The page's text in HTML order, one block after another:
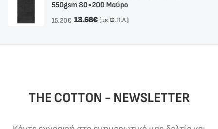
550gsm 80×200 Μαύρο
15.20€ 13.68€ (με Φ.Π.Α.)
THE COTTON - NEWSLETTER